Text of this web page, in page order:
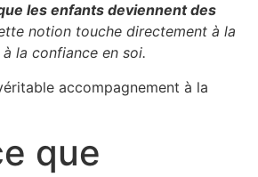
les enfants deviennent des
notion touche directement à la
la confiance en soi.
accompagnement à la
que